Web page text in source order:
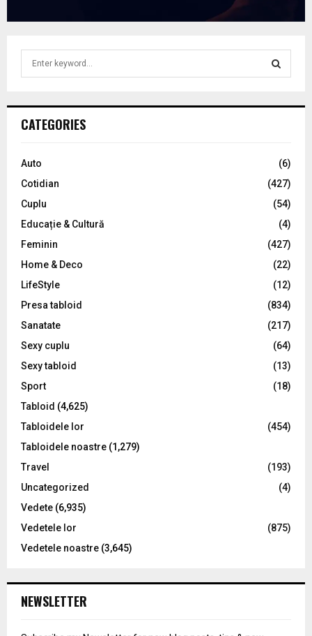
h
o
:
C
CATEGORIES
Auto
(6)
Cotidian
(427)
Cuplu
(54)
Educație & Cultură
(4)
Feminin
(427)
Home & Deco
(22)
LifeStyle
(12)
Presa tabloid
(834)
Sanatate
(217)
Sexy cuplu
(64)
Sexy tabloid
(13)
Sport
(18)
Tabloid (4,625)
Tabloidele lor
(454)
Tabloidele noastre (1,279)
Travel
(193)
Uncategorized
(4)
Vedete (6,935)
Vedetele lor
(875)
Vedetele noastre (3,645)
NEWSLETTER